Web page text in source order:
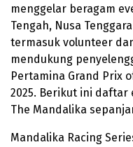
menggelar beragam
Tengah, Nusa
termasuk volunteer
mendukung
Pertamina Grand Prix
2025. Berikut ini daftar
The Mandalika
Mandalika Racing